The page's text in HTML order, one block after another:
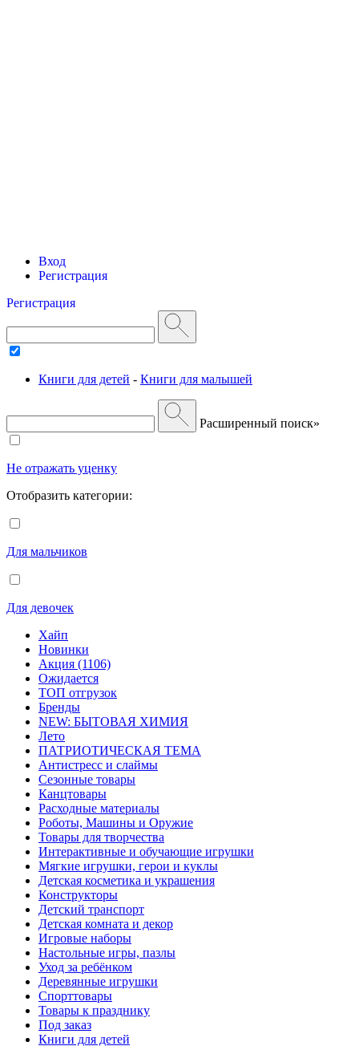
Вход
Регистрация
Регистрация
Книги для детей - Книги для малышей
Расширенный поиск»
Не отражать уценку
Отобразить категории:
Для мальчиков
Для девочек
Хайп
Новинки
Акция (1106)
Ожидается
ТОП отгрузок
Бренды
NEW: БЫТОВАЯ ХИМИЯ
Лето
ПАТРИОТИЧЕСКАЯ ТЕМА
Антистресс и слаймы
Сезонные товары
Канцтовары
Расходные материалы
Роботы, Машины и Оружие
Товары для творчества
Интерактивные и обучающие игрушки
Мягкие игрушки, герои и куклы
Детская косметика и украшения
Конструкторы
Детский транспорт
Детская комната и декор
Игровые наборы
Настольные игры, пазлы
Уход за ребёнком
Деревянные игрушки
Спорттовары
Товары к празднику
Под заказ
Книги для детей